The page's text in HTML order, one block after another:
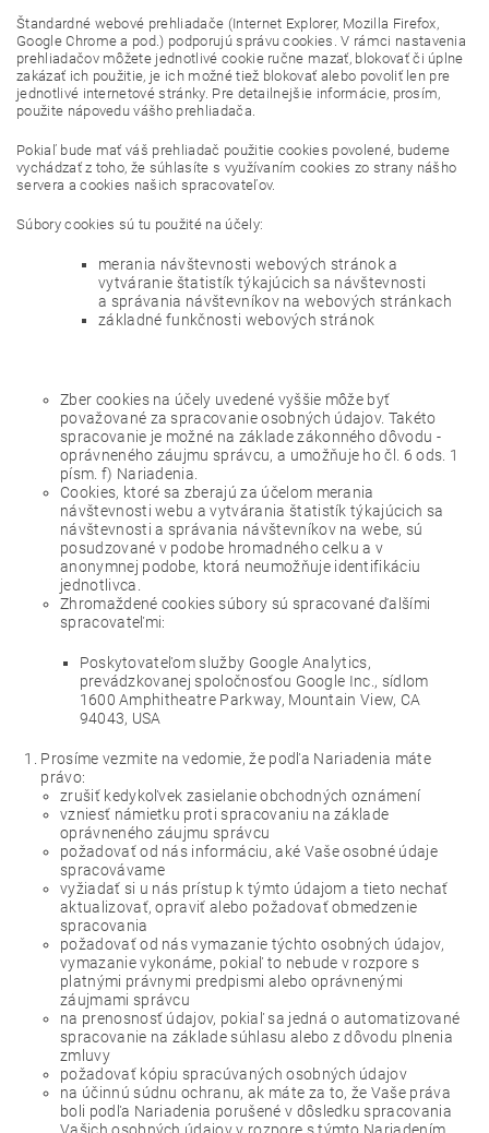
Štandardné webové prehliadače (Internet Explorer, Mozilla Firefox,
Google Chrome a pod.) podporujú správu cookies. V rámci nastavenia
prehliadačov môžete jednotlivé cookie ručne mazať, blokovať či úplne
zakázať ich použitie, je ich možné tiež blokovať alebo povoliť len pre
jednotlivé internetové stránky. Pre detailnejšie informácie, prosím,
použite nápovedu vášho prehliadača.
Pokiaľ bude mať váš prehliadač použitie cookies povolené, budeme
vychádzať z toho, že súhlasíte s využívaním cookies zo strany nášho
servera a cookies našich spracovateľov.
Súbory cookies sú tu použité na účely:
merania návštevnosti webových stránok a
vytváranie štatistík týkajúcich sa návštevnosti
a správania návštevníkov na webových stránkach
základné funkčnosti webových stránok
Zber cookies na účely uvedené vyššie môže byť
považované za spracovanie osobných údajov. Takéto
spracovanie je možné na základe zákonného dôvodu -
oprávneného záujmu správcu, a umožňuje ho čl. 6 ods. 1
písm. f) Nariadenia.
Cookies, ktoré sa zberajú za účelom merania
návštevnosti webu a vytvárania štatistík týkajúcich sa
návštevnosti a správania návštevníkov na webe, sú
posudzované v podobe hromadného celku a v
anonymnej podobe, ktorá neumožňuje identifikáciu
jednotlivca.
Zhromaždené cookies súbory sú spracované ďalšími
spracovateľmi:
Poskytovateľom služby Google Analytics,
prevádzkovanej spoločnosťou Google Inc., sídlom
1600 Amphitheatre Parkway, Mountain View, CA
94043, USA
Prosíme vezmite na vedomie, že podľa Nariadenia máte
právo:
zrušiť kedykoľvek zasielanie obchodných oznámení
vzniesť námietku proti spracovaniu na základe
oprávneného záujmu správcu
požadovať od nás informáciu, aké Vaše osobné údaje
spracovávame
vyžiadať si u nás prístup k týmto údajom a tieto nechať
aktualizovať, opraviť alebo požadovať obmedzenie
spracovania
požadovať od nás vymazanie týchto osobných údajov,
vymazanie vykonáme, pokiaľ to nebude v rozpore s
platnými právnymi predpismi alebo oprávnenými
záujmami správcu
na prenosnosť údajov, pokiaľ sa jedná o automatizované
spracovanie na základe súhlasu alebo z dôvodu plnenia
zmluvy
požadovať kópiu spracúvaných osobných údajov
na účinnú súdnu ochranu, ak máte za to, že Vaše práva
boli podľa Nariadenia porušené v dôsledku spracovania